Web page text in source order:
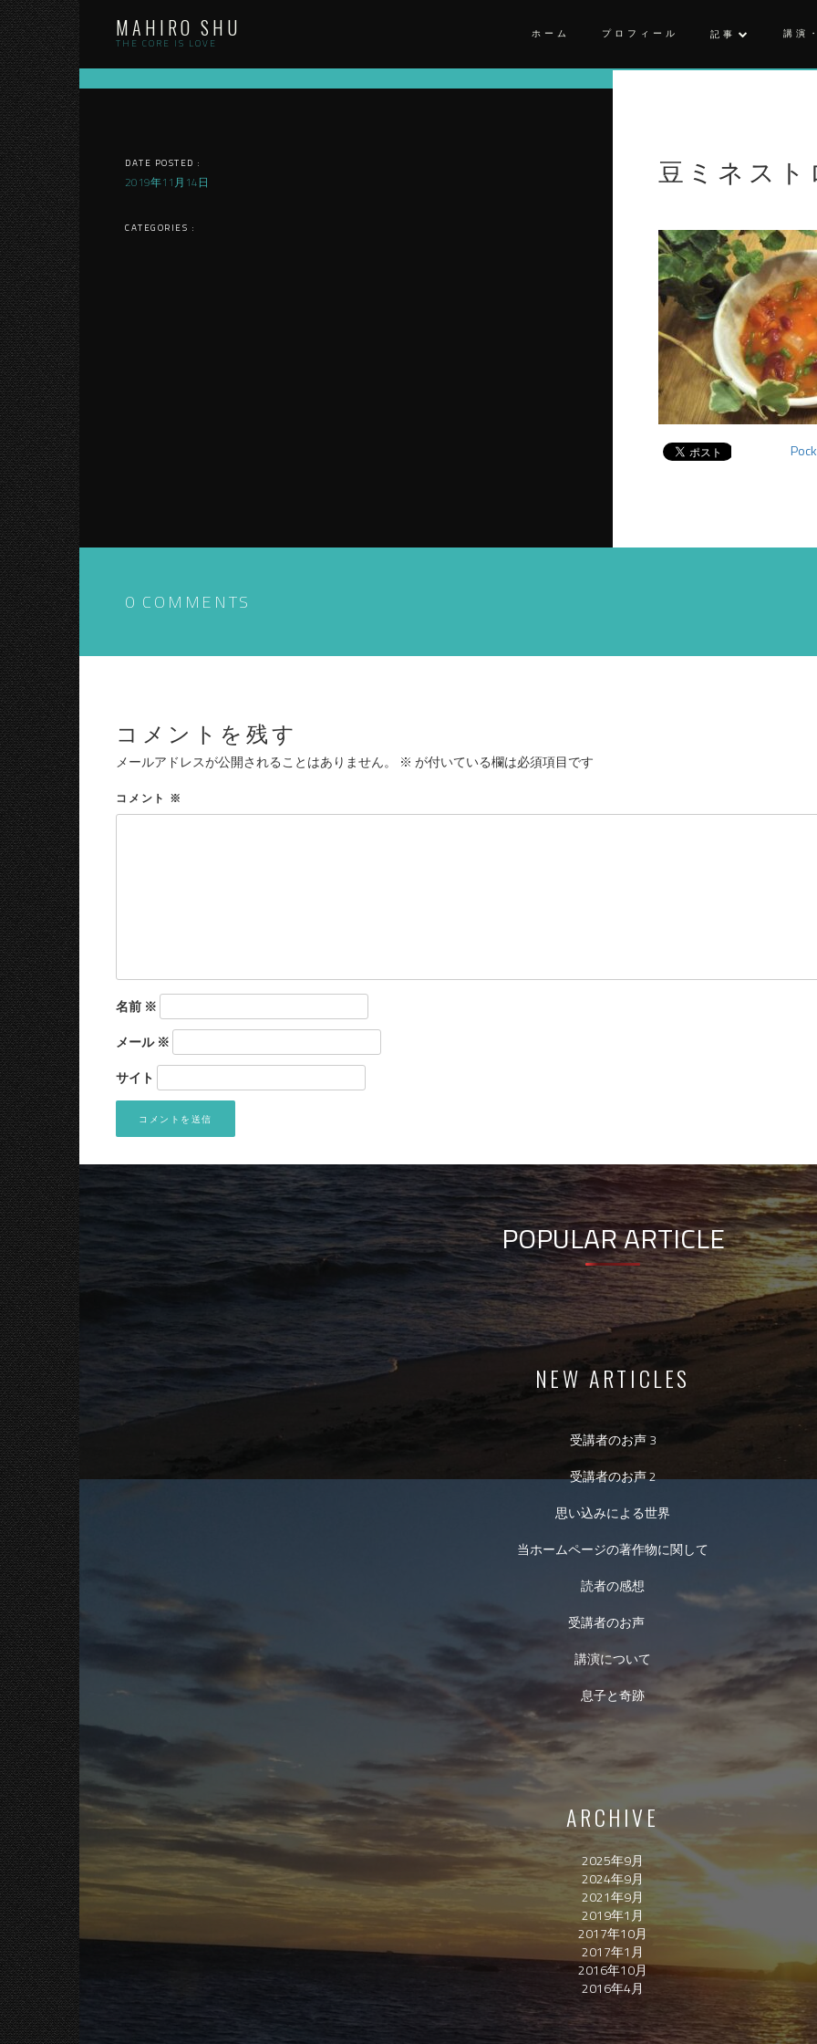
Skip
to
content
MAHIRO SHU
THE CORE IS LOVE
ホーム プロフィール 記事 講演
DATE POSTED :
2019年11月14日
CATEGORIES :
豆ミネス
0 COMMENTS
コメントを残す
メールアドレスが公開されることはありません。 ※ が付いている欄は必須項目です
コメント ※
名前 ※
メール※
サイト
POPULAR ARTICLE
NEW ARTICLES
受講者のお声 3
受講者のお声 2
思い込みによる世界
当ホームページの著作物に関して
読者の感想
受講者のお声
講演について
息子と奇跡
ARCHIVE
2025年9月
2024年9月
2021年9月
2019年1月
2017年10月
2017年1月
2016年10月
2016年4月